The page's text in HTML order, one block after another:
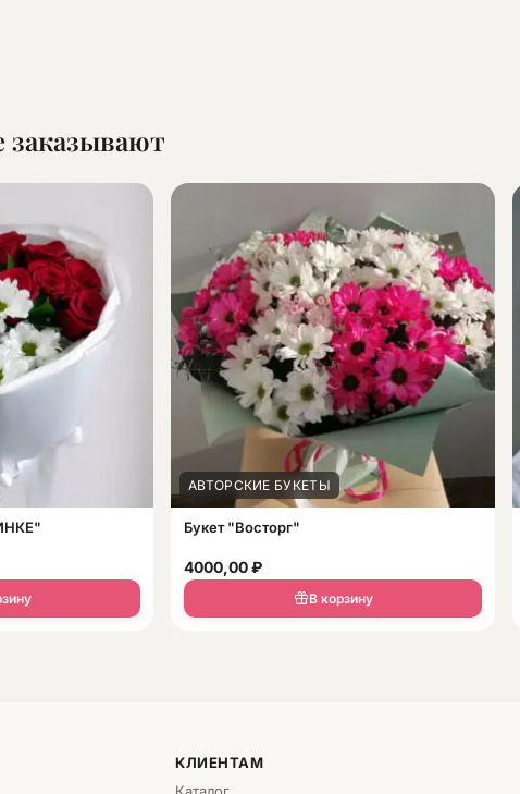
АВТОРСКИЕ БУКЕТЫ
Букет "Восторг"
4000,00₽
В корзину
КЛИЕНТАМ